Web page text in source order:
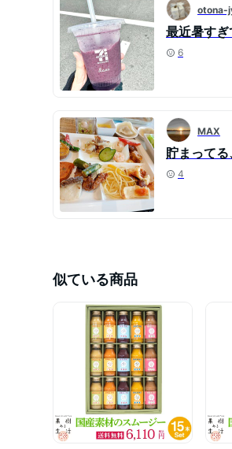
otona-
最近暑す
6
MAX
貯まってる
4
似ている商品